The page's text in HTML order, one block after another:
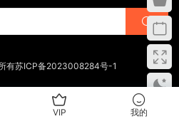
有苏ICP备2023008284号-1
VIP 我的